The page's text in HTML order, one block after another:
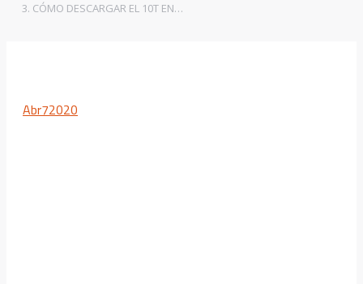
CÓMO DESCARGAR EL 10T EN…
Abr72020